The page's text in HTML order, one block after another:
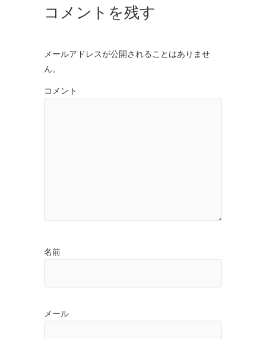
コメントを残す
メールアドレスが公開されることはありませ
ん。
コメント
名前
メール